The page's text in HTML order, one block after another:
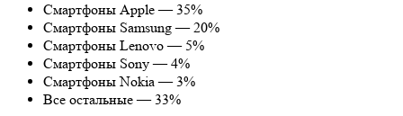
Смартфоны Apple — 35%
Смартфоны Samsung — 20%
Смартфоны Lenovo — 5%
Смартфоны Sony — 4%
Смартфоны Nokia — 3%
Все остальные — 33%